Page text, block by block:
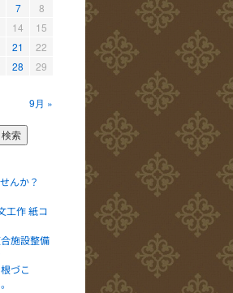
7
8
14
15
21
22
28
29
9月 »
んか？
工作 紙コ
施設整備
づこ